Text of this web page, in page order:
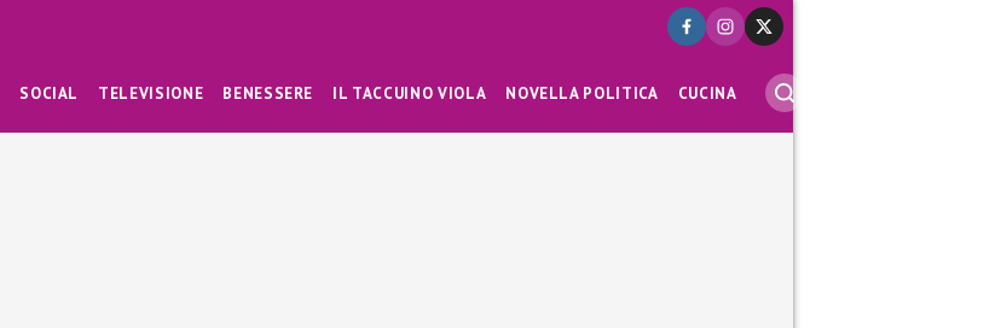
SOCIAL TELEVISIONE BENESSERE IL TACCUINO VIOLA NOVELLA POLITICA CUCINA